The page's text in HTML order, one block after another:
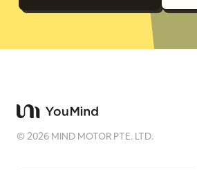
©2026 MIND MOTOR PTE. LTD.